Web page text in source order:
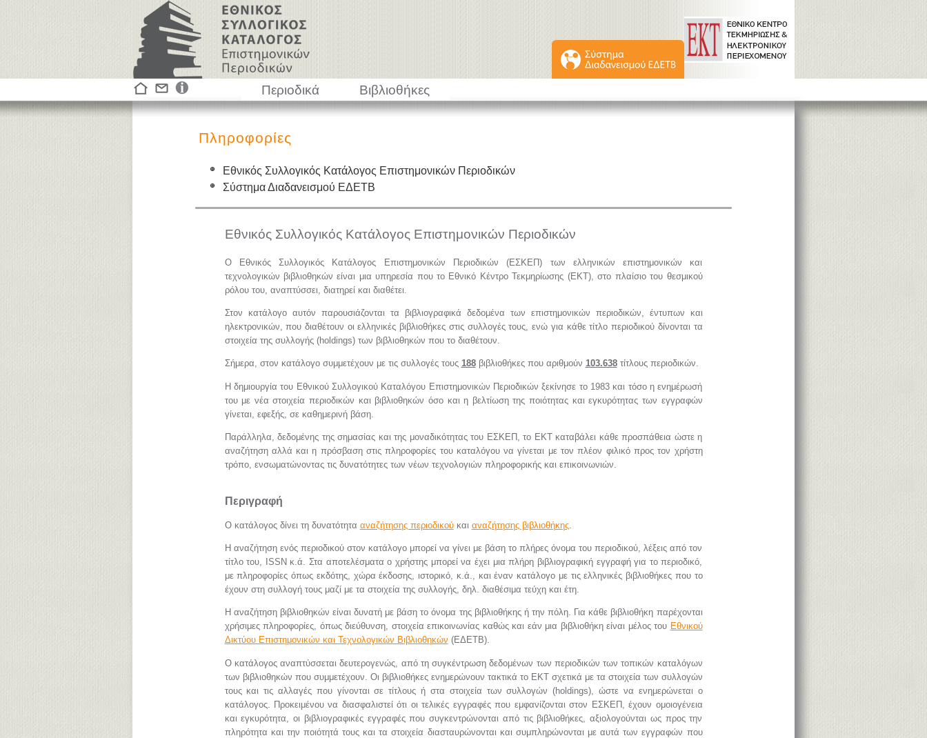
Περιοδικά Βιβλιοθήκες
Πληροφορίες
Εθνικός Συλλογικός Κατάλογος Επιστημονικών Περιοδικών
Σύστημα Διαδανεισμού ΕΔΕΤΒ
Εθνικός Συλλογικός Κατάλογος Επιστημονικών Περιοδικών
Ο Εθνικός Συλλογικός Κατάλογος Επιστημονικών Περιοδικών (ΕΣΚΕΠ) των ελληνικών επιστημονικών και
τεχνολογικών βιβλιοθηκών είναι μια υπηρεσία που το Εθνικό Κέντρο Τεκμηρίωσης (ΕΚΤ), στο πλαίσιο του θεσμικού
ρόλου του, αναπτύσσει, διατηρεί και διαθέτει.
Στον κατάλογο αυτόν παρουσιάζονται τα βιβλιογραφικά δεδομένα των επιστημονικών περιοδικών, έντυπων και
ηλεκτρονικών, που διαθέτουν οι ελληνικές βιβλιοθήκες στις συλλογές τους, ενώ για κάθε τίτλο περιοδικού δίνονται τα
στοιχεία της συλλογής (holdings) των βιβλιοθηκών που το διαθέτουν.
Σήμερα, στον κατάλογο συμμετέχουν με τις συλλογές τους 188βιβλιοθήκες που αριθμούν 103.638τίτλους περιοδικών.
Η δημιουργία του Εθνικού Συλλογικού Καταλόγου Επιστημονικών Περιοδικών ξεκίνησε το 1983 και τόσο η ενημέρωσή
του με νέα στοιχεία περιοδικών και βιβλιοθηκών όσο και η βελτίωση της ποιότητας και εγκυρότητας των εγγραφών
γίνεται, εφεξής, σε καθημερινή βάση.
Παράλληλα, δεδομένης της σημασίας και της μοναδικότητας του ΕΣΚΕΠ, το ΕΚΤ καταβάλει κάθε προσπάθεια ώστε η
αναζήτηση αλλά και η πρόσβαση στις πληροφορίες του καταλόγου να γίνεται με τον πλέον φιλικό προς τον χρήστη
τρόπο, ενσωματώνοντας τις δυνατότητες των νέων τεχνολογιών πληροφορικής και επικοινωνιών.
Περιγραφή
Ο κατάλογος δίνει τη δυνατότητα αναζήτησης περιοδικούκαι αναζήτησης βιβλιοθήκης.
Η αναζήτηση ενός περιοδικού στον κατάλογο μπορεί να γίνει με βάση το πλήρες όνομα του περιοδικού, λέξεις από τον
τίτλο του, ISSN κ.ά. Στα αποτελέσματα ο χρήστης μπορεί να έχει μια πλήρη βιβλιογραφική εγγραφή για το περιοδικό,
με πληροφορίες όπως εκδότης, χώρα έκδοσης, ιστορικό, κ.ά., και έναν κατάλογο με τις ελληνικές βιβλιοθήκες που το
έχουν στη συλλογή τους μαζί με τα στοιχεία της συλλογής, δηλ. διαθέσιμα τεύχη και έτη.
Η αναζήτηση βιβλιοθηκών είναι δυνατή με βάση το όνομα της βιβλιοθήκης ή την πόλη. Για κάθε βιβλιοθήκη παρέχονται
χρήσιμες πληροφορίες, όπως διεύθυνση, στοιχεία επικοινωνίας καθώς και εάν μια βιβλιοθήκη είναι μέλος του Εθνικού
Δικτύου Επιστημονικών και Τεχνολογικών Βιβλιοθηκών (ΕΔΕΤΒ).
Ο κατάλογος αναπτύσσεται δευτερογενώς, από τη συγκέντρωση δεδομένων των περιοδικών των τοπικών καταλόγων
των βιβλιοθηκών που συμμετέχουν. Οι βιβλιοθήκες ενημερώνουν τακτικά το ΕΚΤ σχετικά με τα στοιχεία των συλλογών
τους και τις αλλαγές που γίνονται σε τίτλους ή στα στοιχεία των συλλογών (holdings), ώστε να ενημερώνεται ο
κατάλογος. Προκειμένου να διασφαλιστεί ότι οι τελικές εγγραφές που εμφανίζονται στον ΕΣΚΕΠ, έχουν ομοιογένεια
και εγκυρότητα, οι βιβλιογραφικές εγγραφές που συγκεντρώνονται από τις βιβλιοθήκες, αξιολογούνται ως προς την
πληρότητα και την ποιότητά τους και τα στοιχεία διασταυρώνονται και συμπληρώνονται με αυτά των εγγραφών που